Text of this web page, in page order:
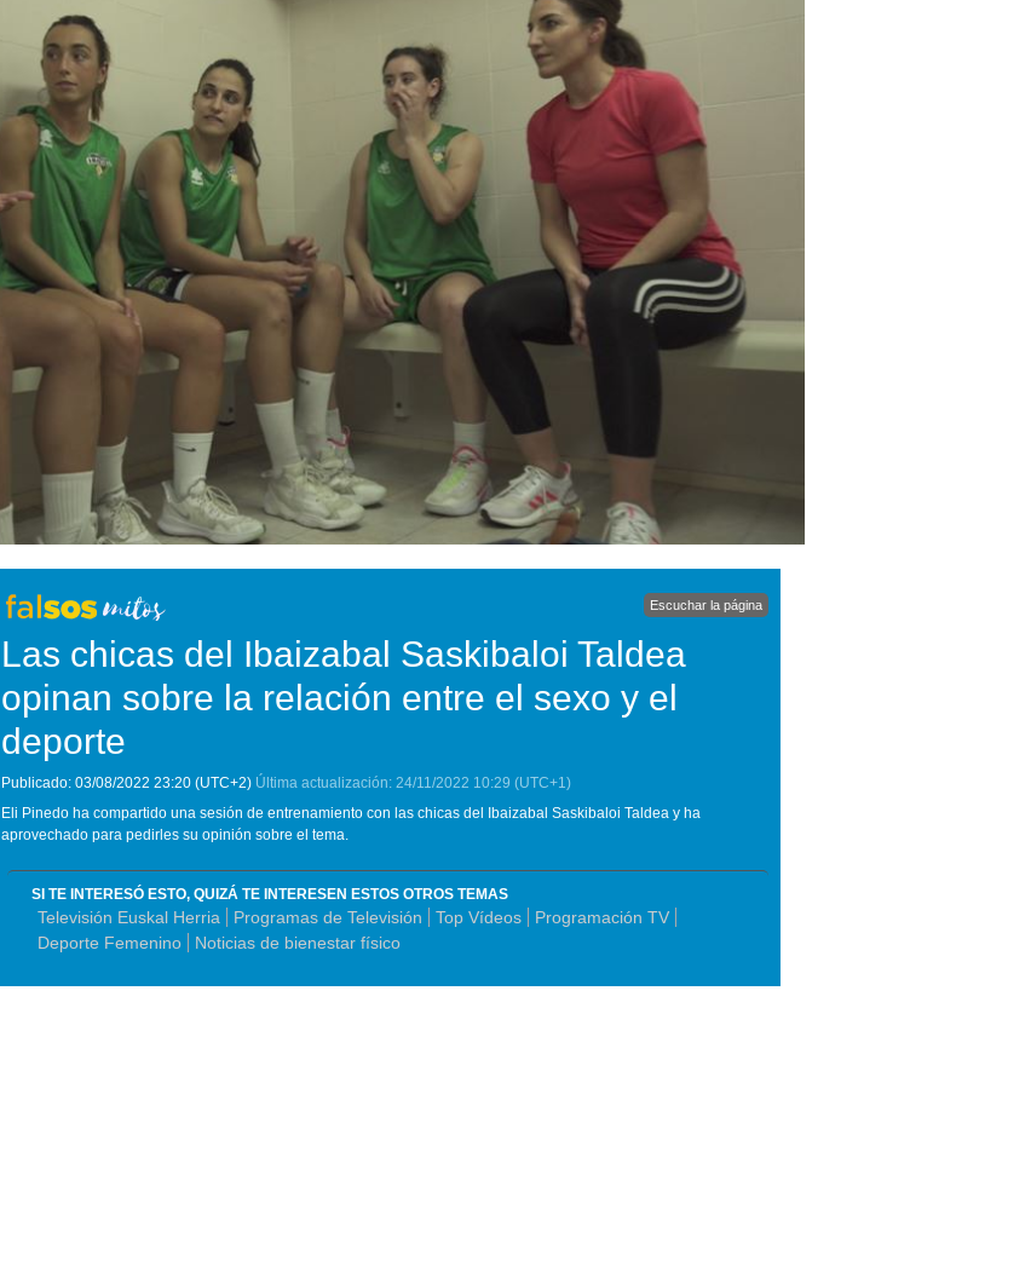
Escuchar la página
Las chicas del Ibaizabal Saskibaloi Taldea
opinan sobre la relación entre el sexo y el
deporte
Publicado: 03/08/2022 23:20 (UTC+2) Última actualización: 24/11/2022 10:29 (UTC+1)
Eli Pinedo ha compartido una sesión de entrenamiento con las chicas del Ibaizabal Saskibaloi Taldea y ha
aprovechado para pedirles su opinión sobre el tema.
SI TE INTERESÓ ESTO, QUIZÁ TE INTERESEN ESTOS OTROS TEMAS
Televisión Euskal Herria Programas de Televisión Top Vídeos
Programación TV
Deporte Femenino
Noticias de bienestar físico